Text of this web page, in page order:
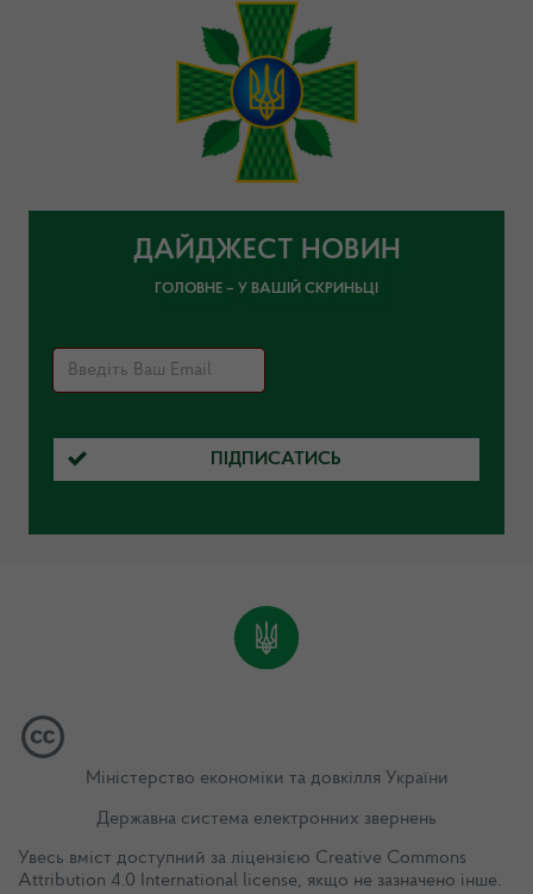
ДАЙДЖЕСТ НОВИН
ГОЛОВНЕ – У ВАШІЙ СКРИНЬЦІ
ПІДПИСАТИСЬ
Міністерство економіки та довкілля України
Державна система електронних звернень
Увесь вміст доступний за ліцензією Creative Commons
Attribution 4.0 International license, якщо не зазначено інше.